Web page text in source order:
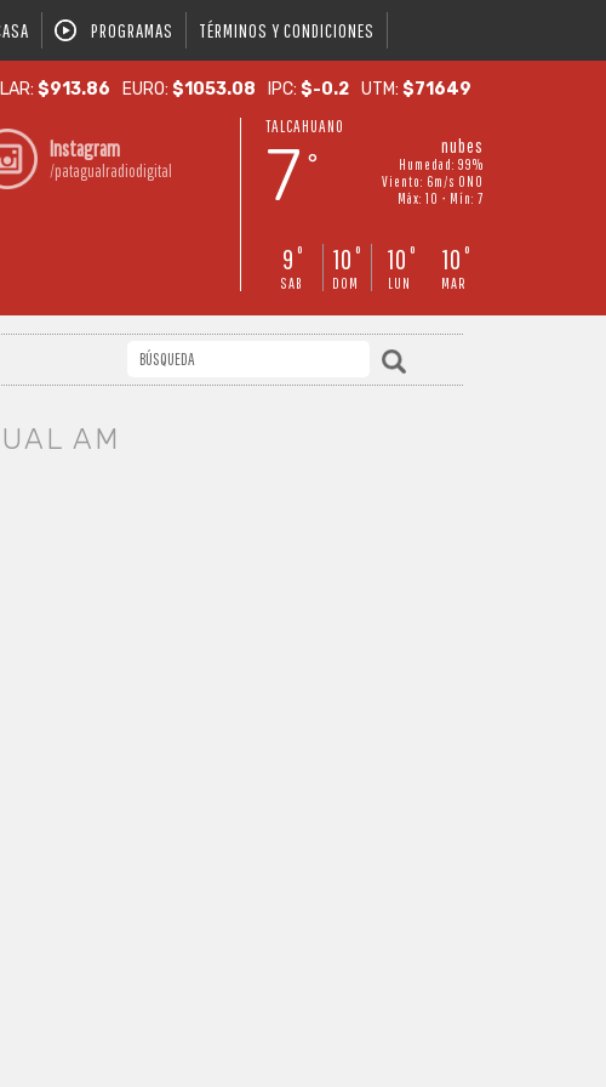
PROGRAMAS TÉRMINOS Y CONDICIONES
$913.86 EURO:$1053.08 IPC:$-0.2 UTM:$71649
Instagram
/patagualradiodigital
TALCAHUANO
7 °
nubes
Humedad: 99%
Viento: 6m/s ONO
Máx: 10 • Mín: 7
9 °
SAB
10 °
DOM
10 °
LUN
10 °
MAR
AM